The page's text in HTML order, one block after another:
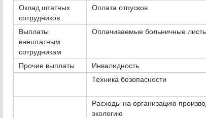
Оклад штатных
сотрудников
Оплата отпусков
Выплаты
внештатным
сотрудникам
Оплачиваемые больничные
Прочие выплаты Инвалидность
Техника безопасности
Расходы на организацию
экологию